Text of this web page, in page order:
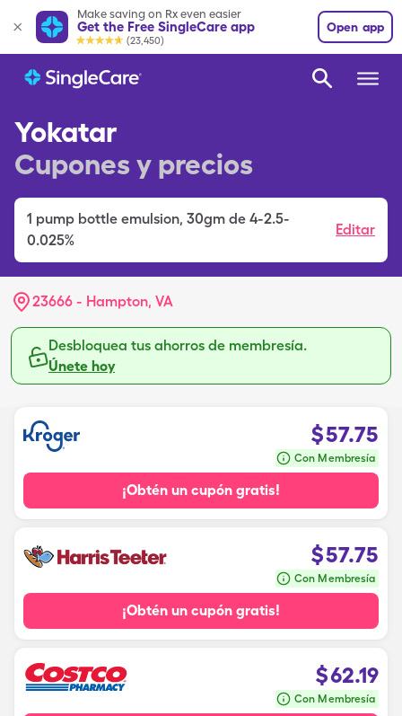
Make saving on Rx even easier
Get the Free SingleCare app
(23,450)
Open app
Yokatar
Cupones y precios
1 pump bottle emulsion, 30gm de 4-2.5-
0.025%
Editar
23666 - Hampton, VA
Desbloquea tus ahorros de membresía.
Únete hoy
$57.75
Con Membresía
¡Obtén un cupón gratis!
$57.75
Con Membresía
¡Obtén un cupón gratis!
$62.19
Con Membresía